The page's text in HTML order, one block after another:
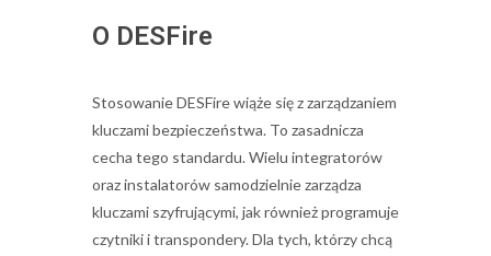
O DESFire
Stosowanie DESFire wiąże się z zarządzaniem
kluczami bezpieczeństwa. To zasadnicza
cecha tego standardu. Wielu integratorów
oraz instalatorów samodzielnie zarządza
kluczami szyfrującymi, jak również programuje
czytniki i transpondery. Dla tych, którzy chcą